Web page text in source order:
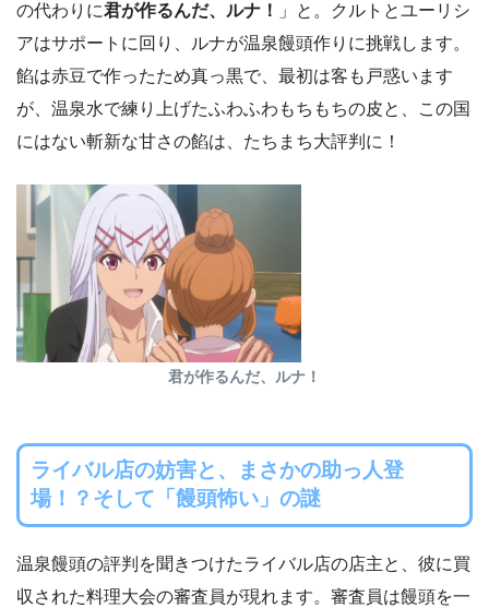
の代わりに君が作るんだ、ルナ！
」と。クルトとユーリシ
アはサポートに回り、ルナが温泉饅頭作りに挑戦します。
餡は赤豆で作ったため真っ黒で、最初は客も戸惑います
が、温泉水で練り上げたふわふわもちもちの皮と、この国
にはない斬新な甘さの餡は、たちまち大評判に！
君が作るんだ、ルナ！
ライバル店の妨害と、まさかの助っ人登
場！？そして「饅頭怖い」の謎
温泉饅頭の評判を聞きつけたライバル店の店主と、彼に買
収された料理大会の審査員が現れます。審査員は饅頭を一